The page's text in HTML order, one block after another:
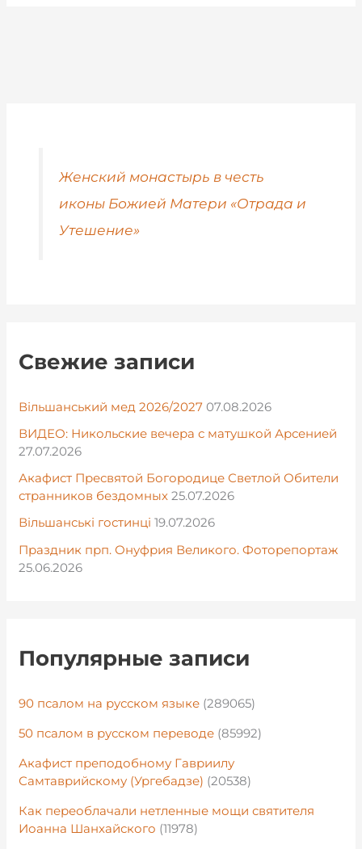
Женский монастырь в честь
иконы Божией Матери «Отрада и
Утешение»
Свежие записи
Вільшанський мед 2026/2027 07.08.2026
ВИДЕО: Никольские вечера с матушкой Арсенией
27.07.2026
Акафист Пресвятой Богородице Светлой Обители
странников бездомных 25.07.2026
Вільшанські гостинці 19.07.2026
Праздник прп. Онуфрия Великого. Фоторепортаж
25.06.2026
Популярные записи
90 псалом на русском языке (289065)
50 псалом в русском переводе (85992)
Акафист преподобному Гавриилу
Самтаврийскому (Ургебадзе) (20538)
Как переоблачали нетленные мощи святителя
Иоанна Шанхайского (11978)